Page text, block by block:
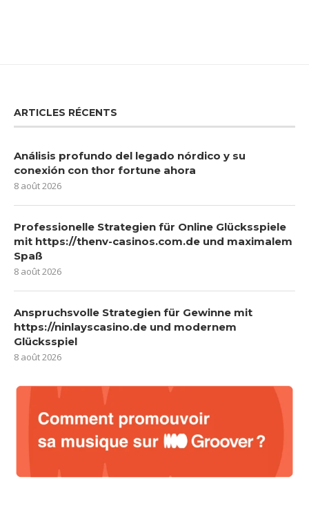
ARTICLES RÉCENTS
Análisis profundo del legado nórdico y su
conexión con thor fortune ahora
8 août 2026
Professionelle Strategien für Online Glücksspiele
mit https://thenv-casinos.com.de und maximalem
Spaß
8 août 2026
Anspruchsvolle Strategien für Gewinne mit
https://ninlayscasino.de und modernem
Glücksspiel
8 août 2026